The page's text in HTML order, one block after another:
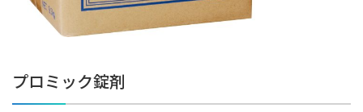
プロミック錠剤